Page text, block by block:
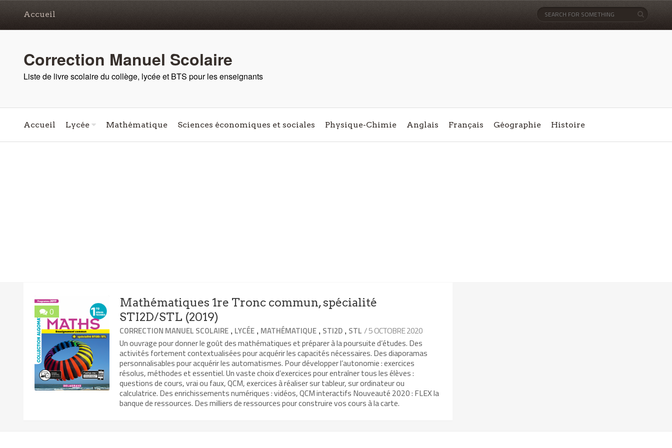
Accueil
Correction Manuel Scolaire
Liste de livre scolaire du collège, lycée et BTS pour les enseignants
Accueil Lycée Mathématique Sciences économiques et sociales Physique-Chimie Anglais Français Géographie Histoire
0
Mathématiques 1re Tronc commun, spécialité
STI2D/STL (2019)
CORRECTION MANUEL SCOLAIRE , LYCÉE , MATHÉMATIQUE , STI2D , STL / 5 OCTOBRE 2020
Un ouvrage pour donner le goût des mathématiques et préparer à la poursuite d’études. Des
activités fortement contextualisées pour acquérir les capacités nécessaires. Des diaporamas
personnalisables pour acquérir les automatismes. Pour développer l’autonomie : exercices
résolus, méthodes et essentiel. Un vaste choix d’exercices pour entraîner tous les élèves :
questions de cours, vrai ou faux, QCM, exercices à réaliser sur tableur, sur ordinateur ou
calculatrice. Des enrichissements numériques : vidéos, QCM interactifs Nouveauté 2020 : FLEX la
banque de ressources. Des milliers de ressources pour construire vos cours à la carte.